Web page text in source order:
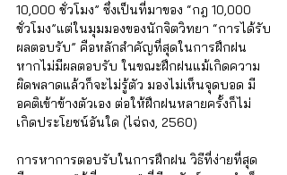
10,000 ชั่วโมง” ซึ่งเป็นที่มาของ “กฎ 10,000
ชั่วโมง”แต่ในมุมมองของนักจิตวิทยา “การได้รับ
ผลตอบรับ” คือหลักสำคัญที่สุดในการฝึกฝน
หากไม่มีผลตอบรับ ในขณะฝึกฝนแม้เกิดความ
ผิดพลาดแล้วก็จะไม่รู้ตัว มองไม่เห็นจุดบอด มี
อคติเข้าข้างตัวเอง ต่อให้ฝึกฝนหลายครั้งก็ไม่
เกิดประโยชน์อันใด (ไฉ่ถง, 2560)
การหาการตอบรับในการฝึกฝน วิธีที่ง่ายที่สุด